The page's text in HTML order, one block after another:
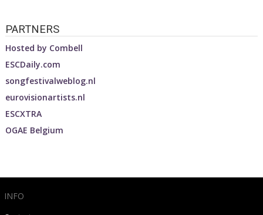
PARTNERS
Hosted by Combell
ESCDaily.com
songfestivalweblog.nl
eurovisionartists.nl
ESCXTRA
OGAE Belgium
INFO